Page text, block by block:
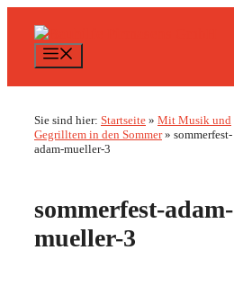
Inhalt
springen
Sie sind hier: Startseite » Mit Musik und
Gegrilltem in den Sommer» sommerfest-
adam-mueller-3
sommerfest-adam-
mueller-3